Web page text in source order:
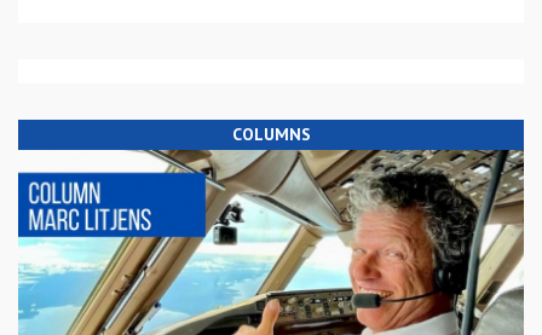
COLUMNS